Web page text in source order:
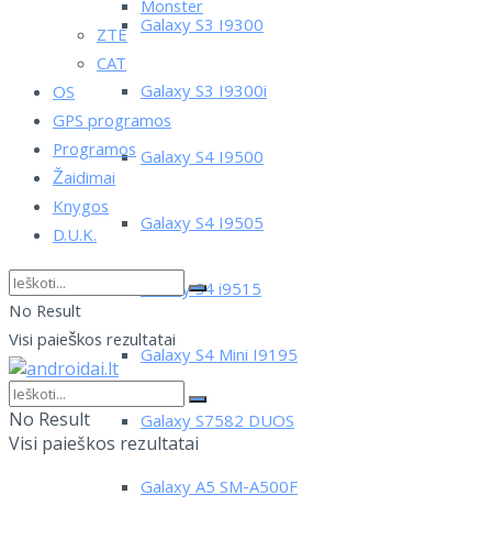
Galaxy S3 I9300
Galaxy S3 I9300i
Galaxy S4 I9500
Galaxy S4 I9505
Galaxy S4 i9515
Galaxy S4 Mini I9195
Galaxy S7582 DUOS
Galaxy A5 SM-A500F
Monster
ZTE
CAT
OS
GPS programos
Programos
Žaidimai
Knygos
D.U.K.
No Result
Visi paieškos rezultatai
No Result
Visi paieškos rezultatai